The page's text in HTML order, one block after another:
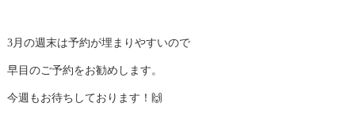
3月の週末は予約が埋まりやすいので
早目のご予約をお勧めします。
今週もお待ちしております！🙌